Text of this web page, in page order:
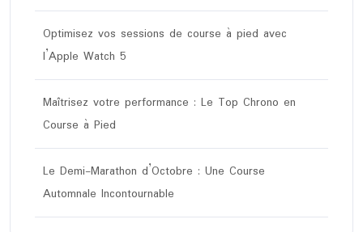
Optimisez vos sessions de course à pied avec
l’Apple Watch 5
Maîtrisez votre performance : Le Top Chrono en
Course à Pied
Le Demi-Marathon d’Octobre : Une Course
Automnale Incontournable